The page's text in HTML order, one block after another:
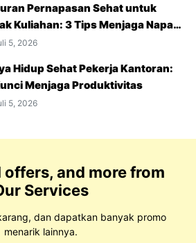
Pernapasan Sehat untuk
Kuliahan: 3 Tips Menjaga Napas
Optimal di Tengah Aktivitas
5, 2026
Hidup Sehat Pekerja Kantoran:
Menjaga Produktivitas
5, 2026
offers, and more from
Services
dan dapatkan banyak promo
menarik lainnya.